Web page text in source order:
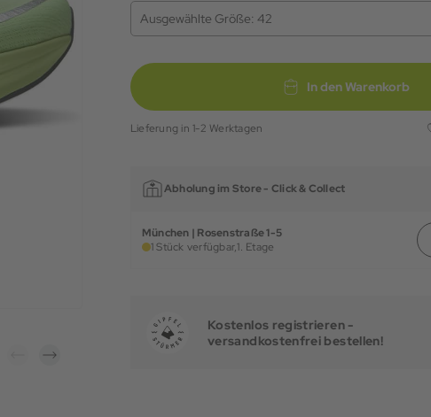
Ausgewählte Größe: 42
In den Warenkorb
Lieferung in 1-2 Werktagen
Abholung im Store - Click & Collect
München | Rosenstraße 1-5
1 Stück verfügbar,1. Etage
Kostenlos registrieren -
versandkostenfrei bestellen!